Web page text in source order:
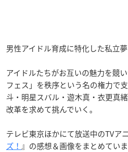
男性アイドル育成に特化した私立夢
アイドルたちがお互いの魅力を競
フェス」を秩序という名の権力で
斗・明星スバル・遊木真・衣更真
改革を求めて挑んでいく。
テレビ東京ほかにて放送中のTVア
ズ！ 』の感想＆画像をまとめていま